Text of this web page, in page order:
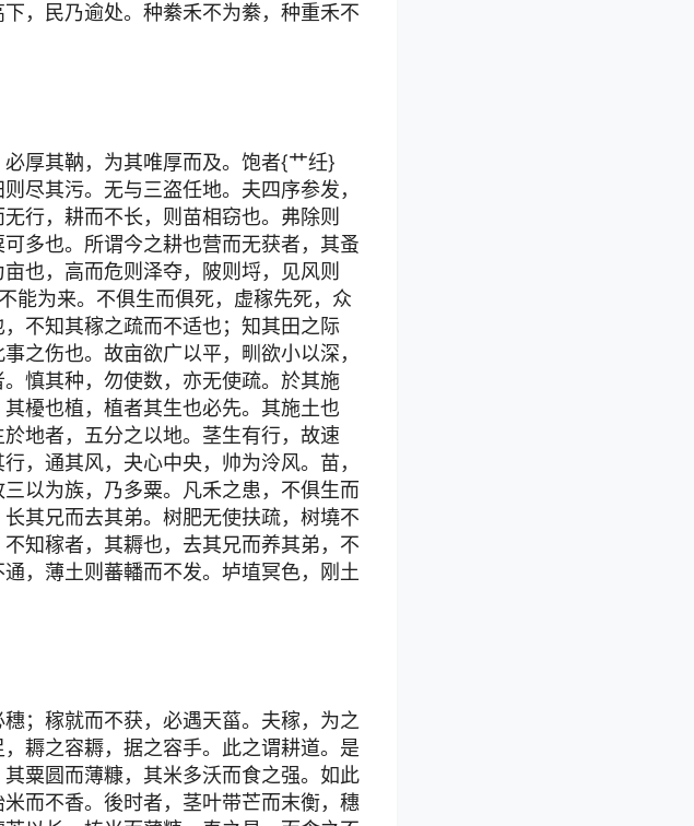
，民乃逾处。种絭禾不为絭，种重禾不
厚其靹，为其唯厚而及。饱者{艹纴}
尽其污。无与三盗任地。夫四序参发，
行，耕而不长，则苗相窃也。弗除则
多也。所谓今之耕也营而无获者，其蚤
也，高而危则泽夺，陂则埒，见风则
能为来。不俱生而俱死，虚稼先死，众
不知其稼之疏而不适也；知其田之际
之伤也。故亩欲广以平，甽欲小以深，
慎其种，勿使数，亦无使疏。於其施
櫌也植，植者其生也必先。其施土也
地者，五分之以地。茎生有行，故速
，通其风，夬心中央，帅为泠风。苗，
以为族，乃多粟。凡禾之患，不俱生而
其兄而去其弟。树肥无使扶疏，树墝不
知稼者，其耨也，去其兄而养其弟，不
，薄土则蕃轓而不发。垆埴冥色，刚土
；稼就而不获，必遇天菑。夫稼，为之
耨之容耨，据之容手。此之谓耕道。是
粟圆而薄糠，其米多沃而食之强。如此
而不香。後时者，茎叶带芒而末衡，穗